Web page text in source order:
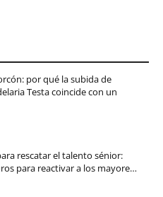
por qué la subida de
Testa coincide con un
rescatar el talento sénior:
para reactivar a los mayore…